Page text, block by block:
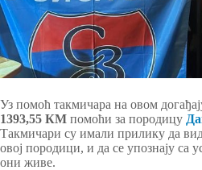
Уз помоћ такмичара на овом
1393,55 КМ помоћи за породицу
Такмичари су имали прилику да
овој породици, и да се упознају са
они живе.